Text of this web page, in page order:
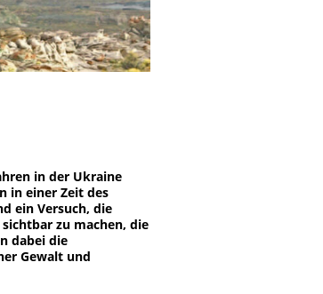
in der Ukraine
in einer Zeit des
ein Versuch, die
zu machen, die
dabei die
Gewalt und